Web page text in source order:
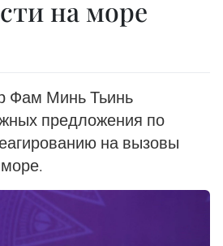
на море
Фам Минь Тьинь
предложения по
на вызовы